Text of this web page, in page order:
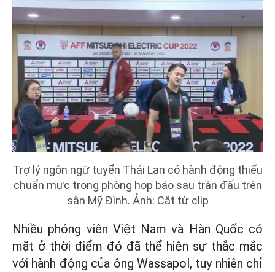
Trợ lý ngôn ngữ tuyển Thái Lan có hành động thiếu
chuẩn mực trong phòng họp báo sau trận đấu trên
sân Mỹ Đình. Ảnh: Cắt từ clip
Nhiều phóng viên Việt Nam và Hàn Quốc có
mặt ở thời điểm đó đã thể hiện sự thắc mắc
với hành động của ông Wassapol, tuy nhiên chỉ